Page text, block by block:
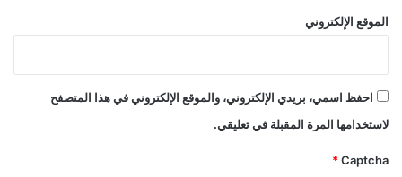
الموقع الإلكتروني
احفظ اسمي، بريدي الإلكتروني، والموقع الإلكتروني في هذا المتصفح
لاستخدامها المرة المقبلة في تعليقي.
Captcha
*